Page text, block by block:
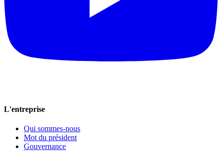
L'entreprise
Qui sommes-nous
Mot du président
Gouvernance